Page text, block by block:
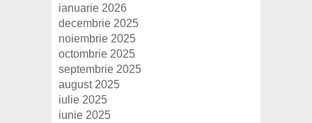
ianuarie 2026
decembrie 2025
noiembrie 2025
octombrie 2025
septembrie 2025
august 2025
iulie 2025
iunie 2025